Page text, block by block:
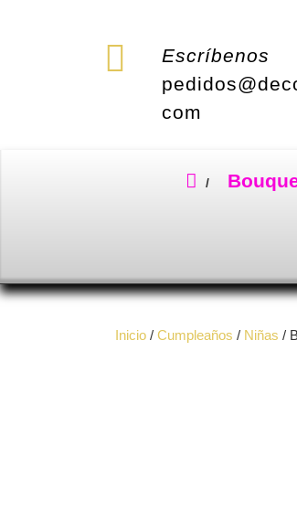
Escríbenos
com
Inicio / Cumpleaños / Niñas /